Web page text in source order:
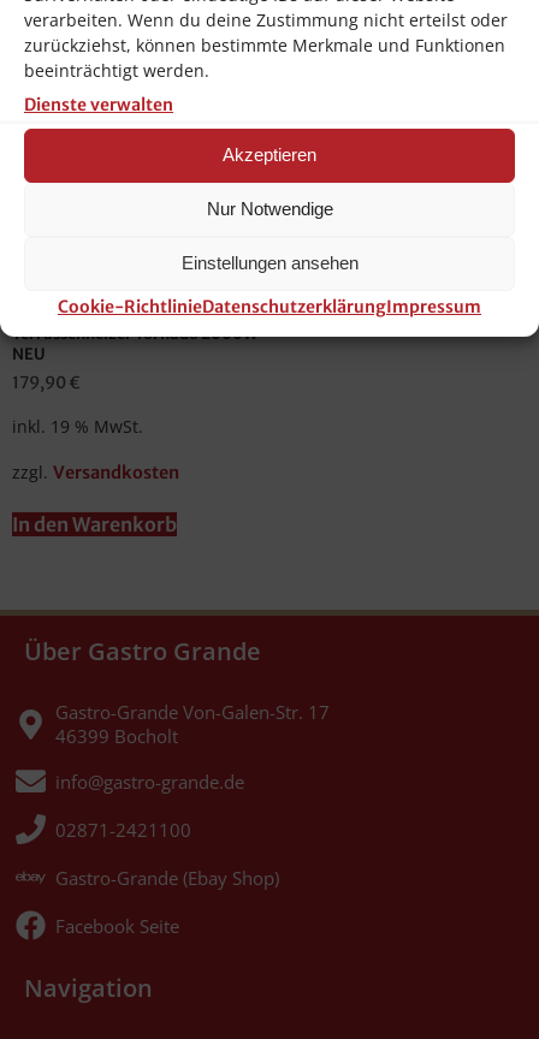
verarbeiten. Wenn du deine Zustimmung nicht erteilst oder
zurückziehst, können bestimmte Merkmale und Funktionen
beeinträchtigt werden.
Dienste verwalten
Akzeptieren
Nur Notwendige
Einstellungen ansehen
Cookie-RichtlinieDatenschutzerklärungImpressum
Stand-Heizstrahler
Terrassenheizer Tornado 2000W
NEU
179,90 €
inkl. 19 % MwSt.
zzgl. Versandkosten
In den Warenkorb
Über Gastro Grande
Gastro-Grande Von-Galen-Str. 17
46399 Bocholt
info@gastro-grande.de
02871-2421100
Gastro-Grande (Ebay Shop)
Facebook Seite
Navigation